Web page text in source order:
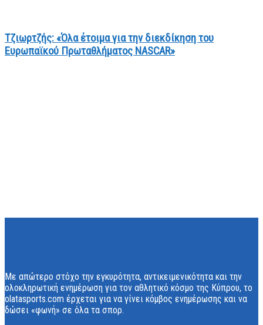
Τζιωρτζής: «Όλα έτοιμα για την διεκδίκηση του
Ευρωπαϊκού Πρωταθλήματος NASCAR»
Με απώτερο στόχο την εγκυρότητα, αντικειμενικότητα και την
ολοκληρωτική ενημέρωση για τον αθλητικό κόσμο της Κύπρου, το
olatasports.com έρχεται για να γίνει κόμβος ενημέρωσης και να
δώσει «φωνή» σε όλα τα σπορ.